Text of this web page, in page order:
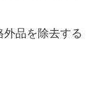
品を除去する